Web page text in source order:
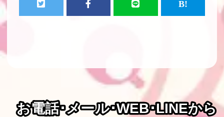
お電話･メール･WEB･LINEから
お電話･メール･WEB･LINEから